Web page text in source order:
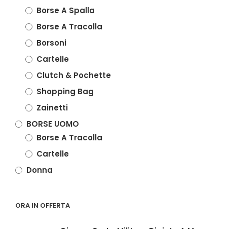
Borse A Spalla
Borse A Tracolla
Borsoni
Cartelle
Clutch & Pochette
Shopping Bag
Zainetti
BORSE UOMO
Borse A Tracolla
Cartelle
Donna
ORA IN OFFERTA